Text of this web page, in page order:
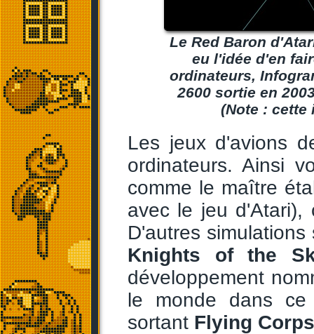
Le Red Baron
eu l'idée d'en
ordinateurs,
2600 sortie en
(Note : cette
Les jeux d'avions
ordinateurs. Ainsi
comme le maître
avec le jeu d'Atari),
D'autres
Knights of the
développement
le monde dans
sortant Flying Corps